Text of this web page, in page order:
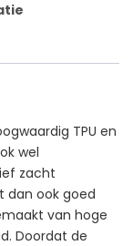
TPU en
wel
zacht
dan ook goed
van hoge
Doordat de